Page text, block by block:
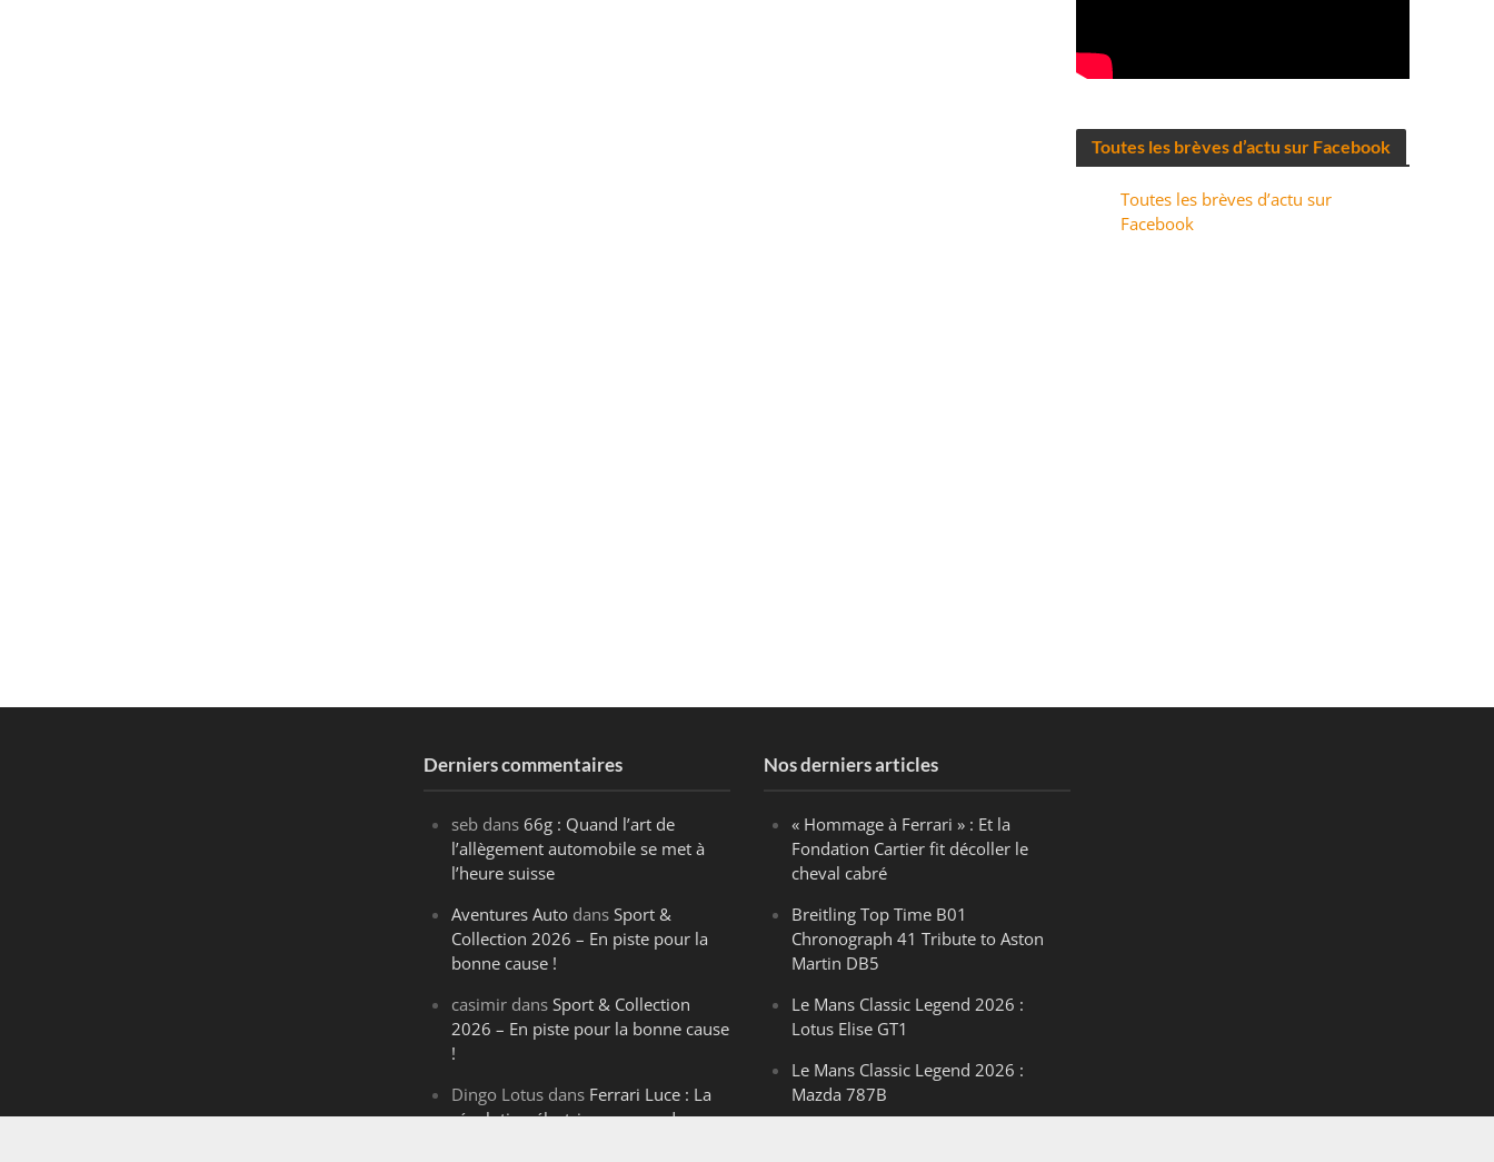
Toutes les brèves d’actu sur Facebook
Toutes les brèves d’actu sur
Facebook
Derniers commentaires
seb dans66g : Quand l’art de
l’allègement automobile se met à
l’heure suisse
Aventures Auto dansSport &
Collection 2026 – En piste pour la
bonne cause !
casimir dansSport & Collection
2026 – En piste pour la bonne cause
!
Dingo Lotus dans Ferrari Luce : La
révolution électrique venue de
Nos derniers articles
« Hommage à Ferrari » : Et la
Fondation Cartier fit décoller le
cheval cabré
Breitling Top Time B01
Chronograph 41 Tribute to Aston
Martin DB5
Le Mans Classic Legend 2026 :
Lotus Elise GT1
Le Mans Classic Legend 2026 :
Mazda 787B